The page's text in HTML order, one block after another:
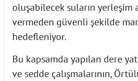
oluşabilecek suların yerleşim
vermeden güvenli şekilde
hedefleniyor.
Bu kapsamda yapılan dere
ve sedde çalışmalarının,